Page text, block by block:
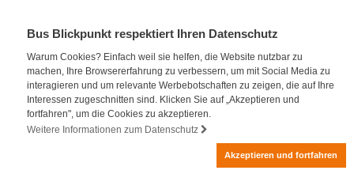
Bus Blickpunkt respektiert Ihren Datenschutz
Warum Cookies? Einfach weil sie helfen, die Website nutzbar zu
machen, Ihre Browsererfahrung zu verbessern, um mit Social Media zu
interagieren und um relevante Werbebotschaften zu zeigen, die auf Ihre
Interessen zugeschnitten sind. Klicken Sie auf „Akzeptieren und
fortfahren", um die Cookies zu akzeptieren.
Weitere Informationen zum Datenschutz
Akzeptieren und fortfahren